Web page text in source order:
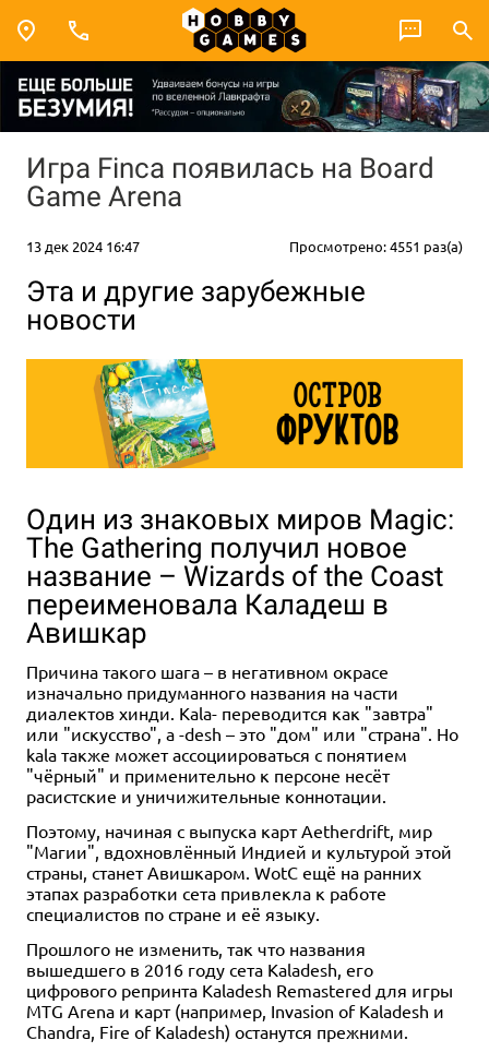
Игра Finca появилась на Board
Game Arena
13 дек 2024 16:47 Просмотрено: 4551 раз(а)
Эта и другие зарубежные
новости
Один из знаковых миров Magic:
The Gathering получил новое
название – Wizards of the Coast
переименовала Каладеш в
Авишкар
Причина такого шага – в негативном окрасе
изначально придуманного названия на части
диалектов хинди. Kala- переводится как "завтра"
или "искусство", а -desh – это "дом" или "страна". Но
kala также может ассоциироваться с понятием
"чёрный" и применительно к персоне несёт
расистские и уничижительные коннотации.
Поэтому, начиная с выпуска карт Aetherdrift, мир
"Магии", вдохновлённый Индией и культурой этой
страны, станет Авишкаром. WotC ещё на ранних
этапах разработки сета привлекла к работе
специалистов по стране и её языку.
Прошлого не изменить, так что названия
вышедшего в 2016 году сета Kaladesh, его
цифрового репринта Kaladesh Remastered для игры
MTG Arena и карт (например, Invasion of Kaladesh и
Chandra, Fire of Kaladesh) останутся прежними.